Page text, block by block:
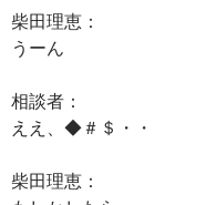
柴田理恵：
うーん
相談者：
ええ、◆＃＄・・
柴田理恵：